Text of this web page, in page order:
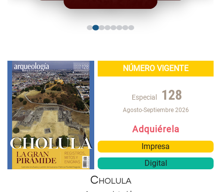
NÚMERO VIGENTE
Especial 128
Agosto-Septiembre 2026
Adquiérela
Impresa
Digital
Cholula